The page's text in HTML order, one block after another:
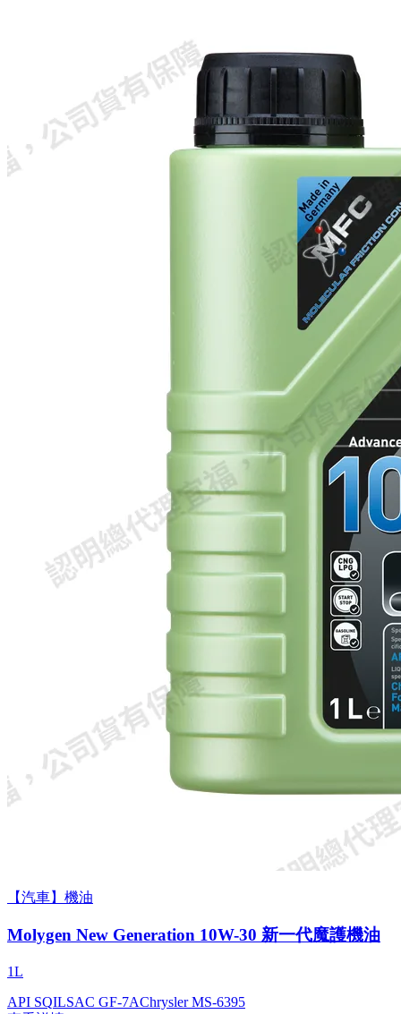
【汽車】機油
Molygen New Gener­a­tion 10W-30 新一代魔護機油
1L
API SQILSAC GF-7AChrysler MS-6395